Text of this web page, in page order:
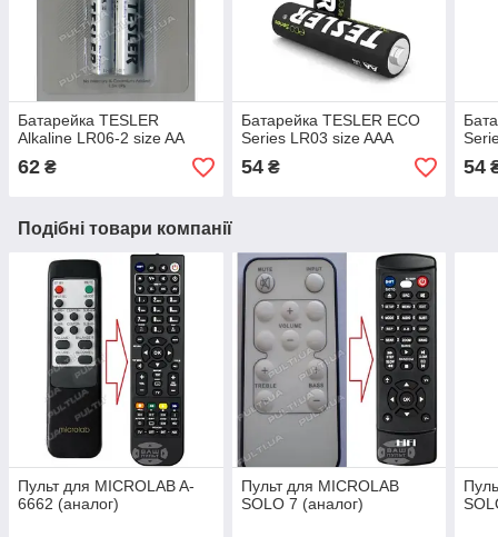
Батарейка TESLER
Alkaline LR06-2 size AA
62 ₴
Батарейка TESLER ECO
Series LR03 size AAA
54₴ 54
Подібні товари компанії
Пульт для MICROLAB A-
6662 (аналог)
Пульт для MICROLAB
SOLO 7 (аналог)